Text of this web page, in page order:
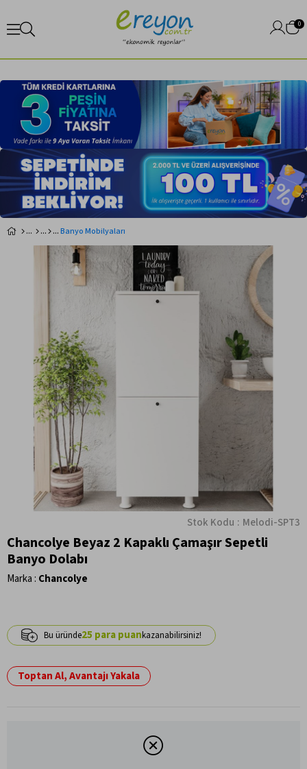
0
Banyo Mobilyaları
Stok Kodu Melodi-SPT3
Chancolye Beyaz 2 Kapaklı Çamaşır Sepetli
Banyo Dolabı
Marka : Chancolye
25
Toptan Al, Avantajı Yakala